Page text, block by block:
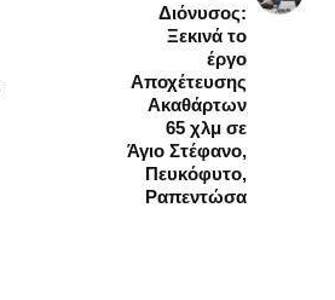
Διόνυσος:
Ξεκινά το
έργο
Αποχέτευσης
Ακαθάρτων
65 χλμ σε
Άγιο Στέφανο,
Πευκόφυτο,
Ραπεντώσα